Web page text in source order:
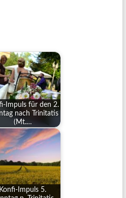
Impuls für den 2.
nach Trinitatis
(Mt.…
Konfi-Impuls 5.